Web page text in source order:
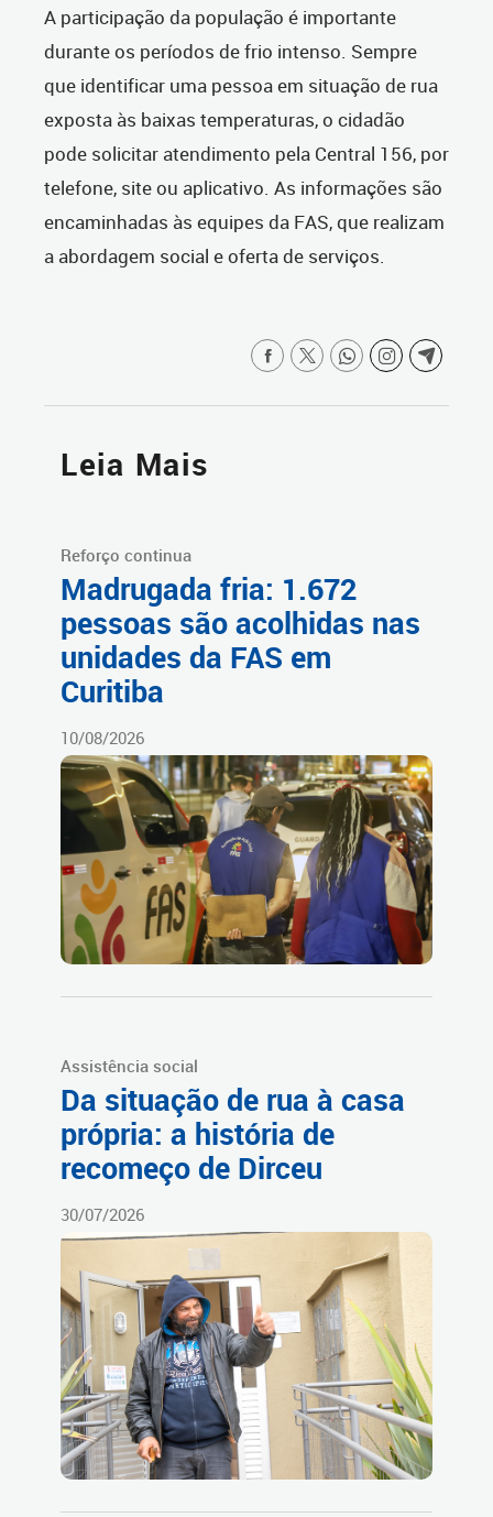
A participação da população é importante
durante os períodos de frio intenso. Sempre
que identificar uma pessoa em situação de rua
exposta às baixas temperaturas, o cidadão
pode solicitar atendimento pela Central 156, por
telefone, site ou aplicativo. As informações são
encaminhadas às equipes da FAS, que realizam
a abordagem social e oferta de serviços.
Leia Mais
Reforço continua
Madrugada fria: 1.672
pessoas são acolhidas nas
unidades da FAS em
Curitiba
10/08/2026
Assistência social
Da situação de rua à casa
própria: a história de
recomeço de Dirceu
30/07/2026